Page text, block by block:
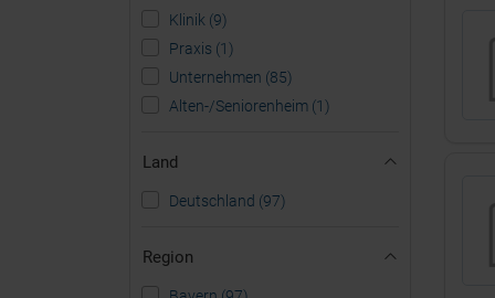
Klinik (9)
Praxis (1)
Unternehmen (85)
Alten-/Seniorenheim (1)
Land
Deutschland (97)
Region